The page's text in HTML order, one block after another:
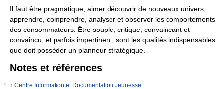
Il faut être pragmatique, aimer découvrir de nouveaux univers,
apprendre, comprendre, analyser et observer les comportements
des consommateurs. Être souple, critique, convaincant et
convaincu, et parfois impertinent, sont les qualités indispensables
que doit posséder un planneur stratégique.
Notes et références
↑ Centre Information et Documentation Jeunesse